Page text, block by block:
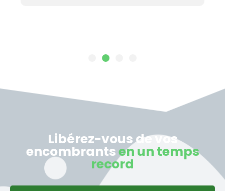
Libérez-vous de vos
encombrantsen un temps
record